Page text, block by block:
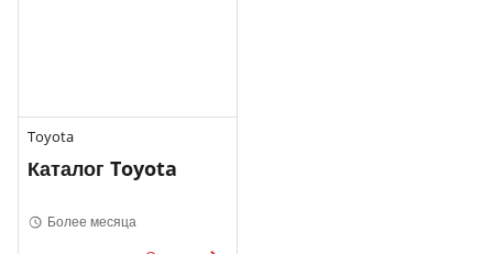
Toyota
Каталог Toyota
Более месяца